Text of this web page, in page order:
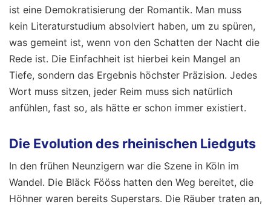
ist eine Demokratisierung der Romantik. Man muss
kein Literaturstudium absolviert haben, um zu spüren,
was gemeint ist, wenn von den Schatten der Nacht die
Rede ist. Die Einfachheit ist hierbei kein Mangel an
Tiefe, sondern das Ergebnis höchster Präzision. Jedes
Wort muss sitzen, jeder Reim muss sich natürlich
anfühlen, fast so, als hätte er schon immer existiert.
Die Evolution des rheinischen Liedguts
In den frühen Neunzigern war die Szene in Köln im
Wandel. Die Bläck Fööss hatten den Weg bereitet, die
Höhner waren bereits Superstars. Die Räuber traten an,